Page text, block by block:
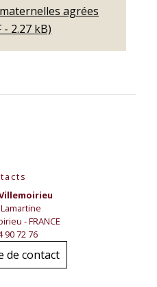
agrées
2.27 kB)
- FRANCE
90 72 76
de contact